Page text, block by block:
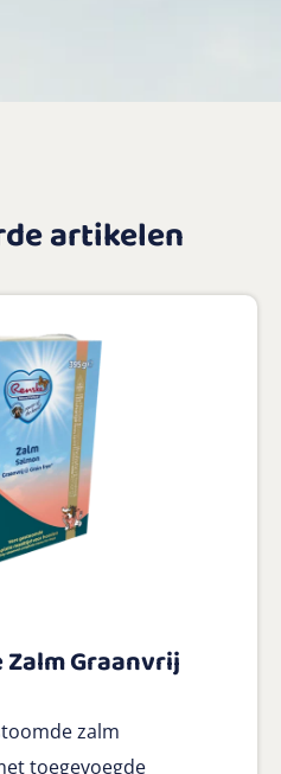
artikelen
Graanvrij
zalm
toegevoegde